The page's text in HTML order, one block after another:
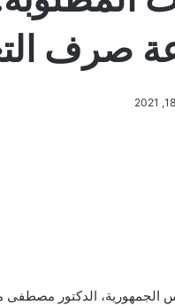
صرف
الجمهورية، الدكتور مصطفى